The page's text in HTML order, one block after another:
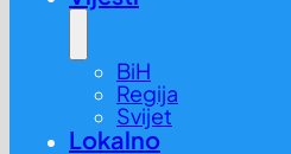
BiH
Regija
Svijet
Lokalno